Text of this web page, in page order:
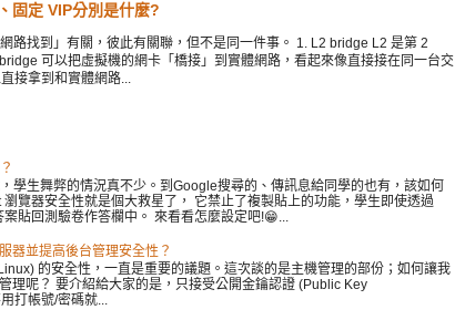
定 VIP分別是什麼?
路找到」有關，彼此有關聯，但不是同一件事。 1. L2 bridge L2 是第 2
可以把虛擬機的網卡「橋接」到實體網路，看起來像直接接在同一台交
接拿到和實體網路...
學生舞弊的情況真不少。到Google搜尋的、傳訊息給同學的也有，該如何
覽器安全性就是個大救星了， 它禁止了複製貼上的功能，學生即使透過
貼回測驗卷作答欄中。 來看看怎麼設定吧!😁...
器並提高後台管理安全性？
的安全性，一直是重要的議題。這次談的是主機管理的部份；如何讓我
理呢？ 要介紹給大家的是，只接受公開金鑰認證 (Public Key
打帳號/密碼就...